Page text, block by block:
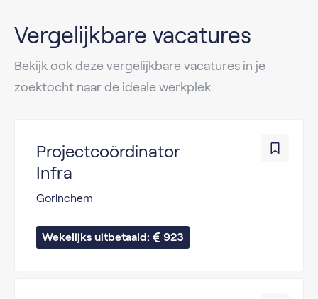
Vergelijkbare vacatures
Bekijk ook deze vergelijkbare vacatures in je
zoektocht naar de ideale werkplek.
Projectcoördinator
Infra
Gorinchem
Wekelijks uitbetaald: 923